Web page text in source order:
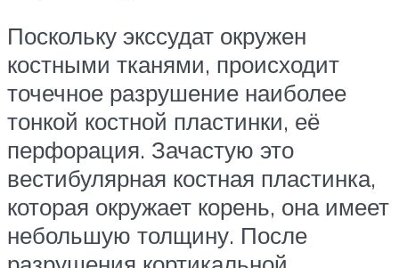
Поскольку экссудат окружен
костными тканями, происходит
точечное разрушение наиболее
тонкой костной пластинки, её
перфорация. Зачастую это
вестибулярная костная пластинка,
которая окружает корень, она имеет
небольшую толщину. После